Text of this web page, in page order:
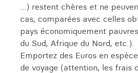
...) restent chères et ne
cas, comparées avec celles
pays économiquement
du Sud, Afrique du Nord, etc.).
Emportez des Euros en
de voyage (attention, les frais